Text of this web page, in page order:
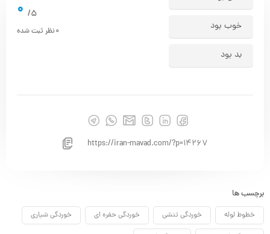
خوب بود
بد بود
5/
0
0نظر ثبت شده
https://iran-mavad.com/?p=14267
برچسب ها
خطوط لوله خوردگی تنشی خوردگی حفره ای خوردگی شیاری